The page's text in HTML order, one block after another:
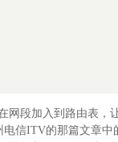
网段加入到路由表，
信ITV的那篇文章中